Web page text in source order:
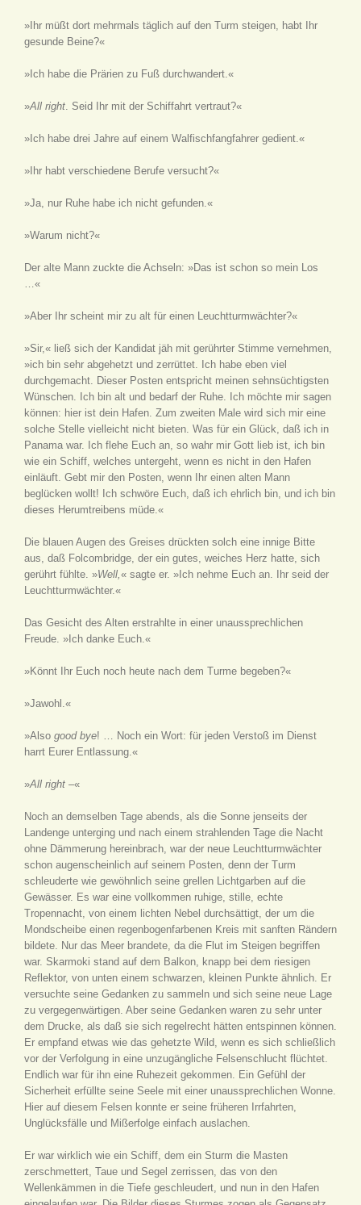
»Ihr müßt dort mehrmals täglich auf den Turm steigen, habt Ihr
gesunde Beine?«
»Ich habe die Prärien zu Fuß durchwandert.«
»All right. Seid Ihr mit der Schiffahrt vertraut?«
»Ich habe drei Jahre auf einem Walfischfangfahrer gedient.«
»Ihr habt verschiedene Berufe versucht?«
»Ja, nur Ruhe habe ich nicht gefunden.«
»Warum nicht?«
Der alte Mann zuckte die Achseln: »Das ist schon so mein Los
…«
»Aber Ihr scheint mir zu alt für einen Leuchtturmwächter?«
»Sir,« ließ sich der Kandidat jäh mit gerührter Stimme vernehmen,
»ich bin sehr abgehetzt und zerrüttet. Ich habe eben viel
durchgemacht. Dieser Posten entspricht meinen sehnsüchtigsten
Wünschen. Ich bin alt und bedarf der Ruhe. Ich möchte mir sagen
können: hier ist dein Hafen. Zum zweiten Male wird sich mir eine
solche Stelle vielleicht nicht bieten. Was für ein Glück, daß ich in
Panama war. Ich flehe Euch an, so wahr mir Gott lieb ist, ich bin
wie ein Schiff, welches untergeht, wenn es nicht in den Hafen
einläuft. Gebt mir den Posten, wenn Ihr einen alten Mann
beglücken wollt! Ich schwöre Euch, daß ich ehrlich bin, und ich bin
dieses Herumtreibens müde.«
Die blauen Augen des Greises drückten solch eine innige Bitte
aus, daß Folcombridge, der ein gutes, weiches Herz hatte, sich
gerührt fühlte. »Well,« sagte er. »Ich nehme Euch an. Ihr seid der
Leuchtturmwächter.«
Das Gesicht des Alten erstrahlte in einer unaussprechlichen
Freude. »Ich danke Euch.«
»Könnt Ihr Euch noch heute nach dem Turme begeben?«
»Jawohl.«
»Also good bye! … Noch ein Wort: für jeden Verstoß im Dienst
harrt Eurer Entlassung.«
»All right –«
Noch an demselben Tage abends, als die Sonne jenseits der
Landenge unterging und nach einem strahlenden Tage die Nacht
ohne Dämmerung hereinbrach, war der neue Leuchtturmwächter
schon augenscheinlich auf seinem Posten, denn der Turm
schleuderte wie gewöhnlich seine grellen Lichtgarben auf die
Gewässer. Es war eine vollkommen ruhige, stille, echte
Tropennacht, von einem lichten Nebel durchsättigt, der um die
Mondscheibe einen regenbogenfarbenen Kreis mit sanften Rändern
bildete. Nur das Meer brandete, da die Flut im Steigen begriffen
war. Skarmoki stand auf dem Balkon, knapp bei dem riesigen
Reflektor, von unten einem schwarzen, kleinen Punkte ähnlich. Er
versuchte seine Gedanken zu sammeln und sich seine neue Lage
zu vergegenwärtigen. Aber seine Gedanken waren zu sehr unter
dem Drucke, als daß sie sich regelrecht hätten entspinnen können.
Er empfand etwas wie das gehetzte Wild, wenn es sich schließlich
vor der Verfolgung in eine unzugängliche Felsenschlucht flüchtet.
Endlich war für ihn eine Ruhezeit gekommen. Ein Gefühl der
Sicherheit erfüllte seine Seele mit einer unaussprechlichen Wonne.
Hier auf diesem Felsen konnte er seine früheren Irrfahrten,
Unglücksfälle und Mißerfolge einfach auslachen.
Er war wirklich wie ein Schiff, dem ein Sturm die Masten
zerschmettert, Taue und Segel zerrissen, das von den
Wellenkämmen in die Tiefe geschleudert, und nun in den Hafen